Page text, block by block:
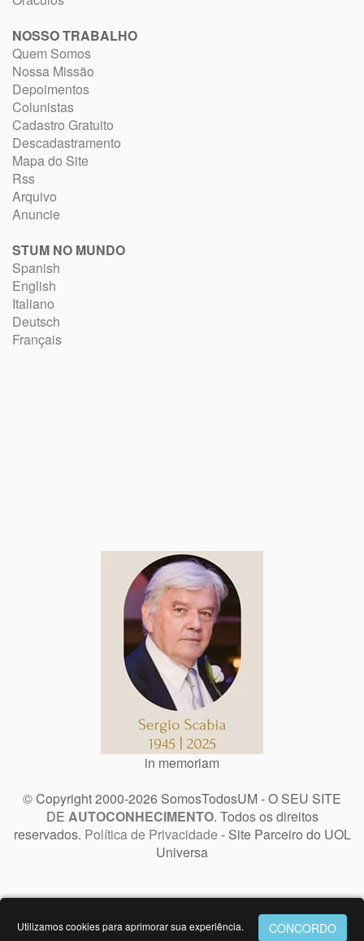
NOSSO TRABALHO
Quem Somos
Nossa Missão
Depoimentos
Colunistas
Cadastro Gratuito
Descadastramento
Mapa do Site
Rss
Arquivo
Anuncie
STUM NO MUNDO
Spanish
English
Italiano
Deutsch
Français
in memoriam
© Copyright 2000-2026 SomosTodosUM - O SEU SITE
DE AUTOCONHECIMENTO. Todos os direitos
reservados. Política de Privacidade - Site Parceiro do UOL
Universa
Utilizamos cookies para aprimorar sua experiência.